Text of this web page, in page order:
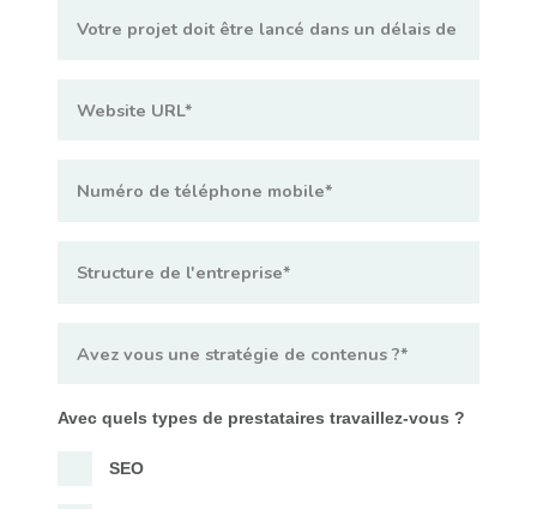
Avec quels types de prestataires travaillez-vous ?
SEO